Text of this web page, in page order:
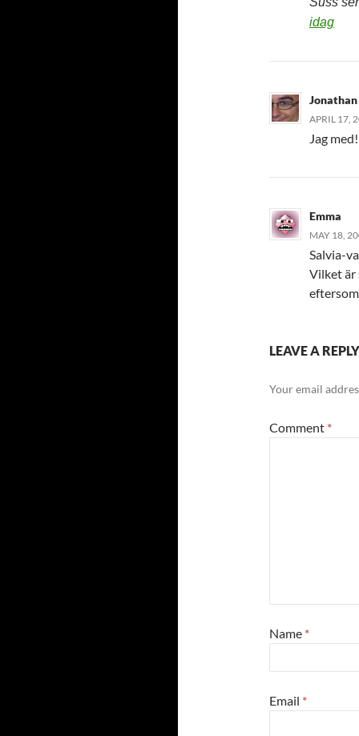
idag
Jonathan
APRIL 17,
Jag
Emma
MAY 18,
Salvia-
Vilket är
LEAVE A REPLY
Your email
Comment *
Name *
Email *